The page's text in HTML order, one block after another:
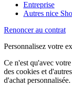
Entreprise
Autres nice
Renoncer au contrat
Personnalisez votre
Ce n'est qu'avec
des cookies et
d'achat personnalisée.